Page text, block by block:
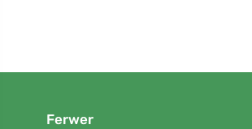
Ferwer